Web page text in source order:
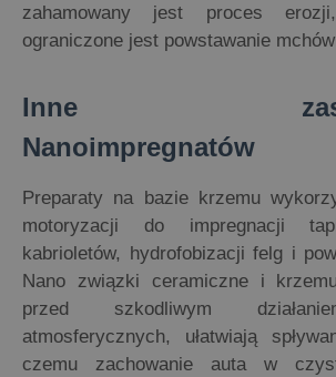
zahamowany jest proces
ograniczone jest powstawanie
Inne
Nanoimpregnatów
Preparaty na bazie krzemu
motoryzacji do impregnacji
kabrioletów, hydrofobizacji felg i
Nano związki ceramiczne i
przed szkodliwym
atmosferycznych, ułatwiają
czemu zachowanie auta w